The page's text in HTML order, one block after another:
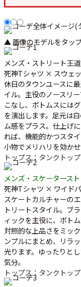
▲ 画像のモデルをタッ
メンズ・ストリート王道
死神Tシャツ × スウェ
休日のタウンユースに
イル。主役のノースリ
こなし、ボトムスには
を演出します。足元は
ム感をプラス。仕上げ
れば、機能的かつスタ
小物でメリハリを効か
トップス：タンクトップ
メンズ・スケータース
死神Tシャツ × ワイド
スケートカルチャーの
トリートスタイル。ブ
ィックを主役に、ボト
対照的な上品さをミッ
ンプルにまとめ、リラ
光ります。ゆったりと
気分。
トップス：タンクトップ